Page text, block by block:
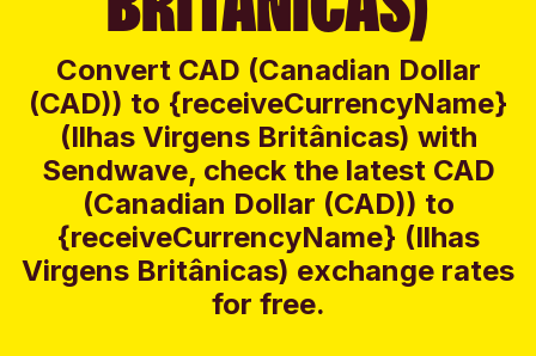
Convert CAD (Canadian Dollar
(CAD)) to {receiveCurrencyName}
(Ilhas Virgens Britânicas) with
Sendwave, check the latest CAD
(Canadian Dollar (CAD)) to
{receiveCurrencyName} (Ilhas
Virgens Britânicas) exchange rates
for free.